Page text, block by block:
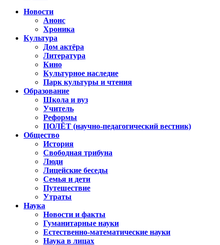
Новости
Анонс
Хроника
Культура
Дом актёра
Литература
Кино
Культурное наследие
Парк культуры и чтения
Образование
Школа и вуз
Учитель
Реформы
ПОЛЁТ (научно-педагогический вестник)
Общество
История
Свободная трибуна
Люди
Лицейские беседы
Семья и дети
Путешествие
Утраты
Наука
Новости и факты
Гуманитарные науки
Естественно-математические науки
Наука в лицах